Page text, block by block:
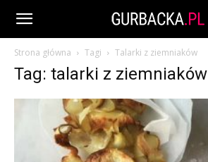
Strona główna Tagi Talarki z ziemniaków
Tag: talarki z ziemniaków